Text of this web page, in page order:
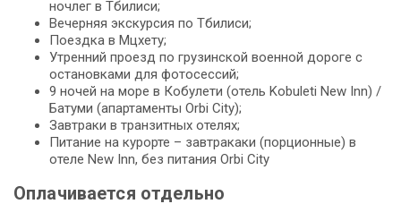
ночлег в Тбилиси;
Вечерняя экскурсия по Тбилиси;
Поездка в Мцхету;
Утренний проезд по грузинской военной дороге с
остановками для фотосессий;
9 ночей на море в Кобулети (отель Kobuleti New Inn) /
Батуми (апартаменты Orbi City);
Завтраки в транзитных отелях;
Питание на курорте – завтракаки (порционные) в
отеле New Inn, без питания Orbi City
Оплачивается отдельно